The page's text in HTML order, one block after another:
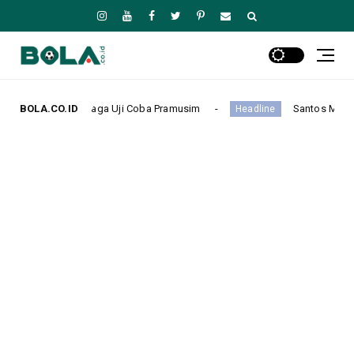
BOLA.CO.ID
Uji Coba Pramusim Headline Santos Menang Tipis 1-0 atas